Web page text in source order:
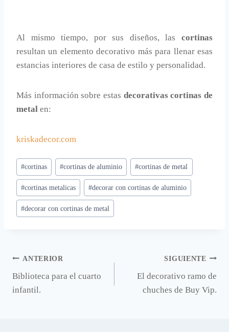
Al mismo tiempo, por sus diseños, las cortinas
resultan un elemento decorativo más para llenar esas
estancias interiores de casa de estilo y personalidad.
Más información sobre estas decorativas cortinas de
metal en:
kriskadecor.com
Etiquetas
de
la
entrada:
#cortinas #cortinas de aluminio #cortinas de metal
#cortinas metalicas #decorar con cortinas de aluminio
#decorar con cortinas de metal
Navegación
de
ANTERIOR
Biblioteca para el cuarto
infantil.
SIGUIENTE
El decorativo ramo de
chuches de Buy Vip.